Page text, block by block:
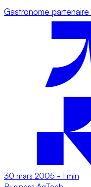
Gastronome
30 mars 2005 - 1 min